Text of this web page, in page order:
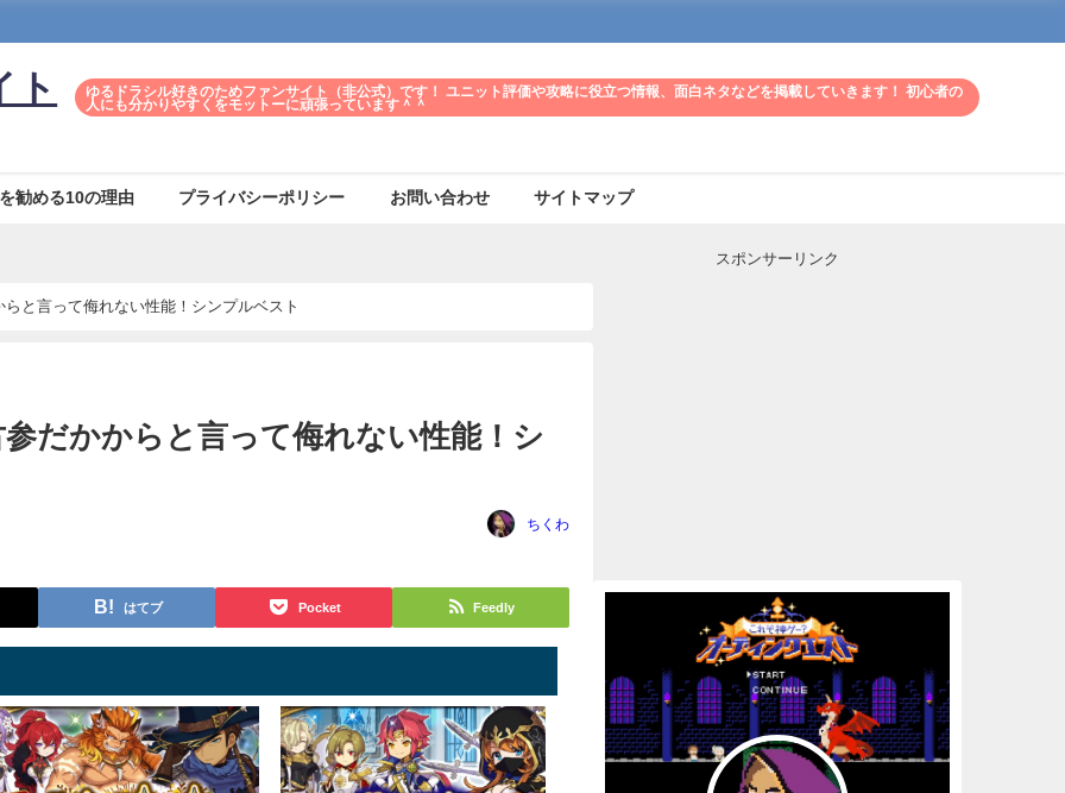
ト
ゆるドラシル好きのためファンサイト（非公式）です！ ユニット評価や攻略に役立つ情報、面白ネタなどを掲載していきます！ 初心者の
人にも分かりやすくをモットーに頑張っています＾＾
勧める10の理由 プライバシーポリシー お問い合わせ サイトマップ
と言って侮れない性能！シンプルベスト
だかからと言って侮れない性能！シ
ちくわ
はてブ Pocket Feedly
スポンサーリンク